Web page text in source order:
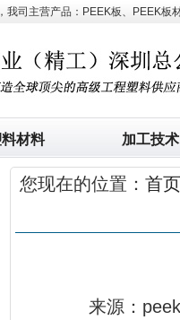
我司主营产品：PEEK板、PEEK板
材料 加工技术
您现在的位置： 首页
来源：